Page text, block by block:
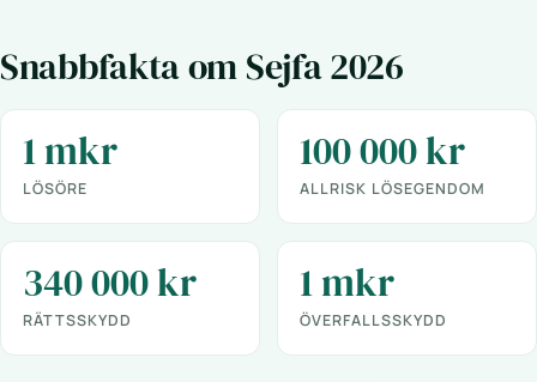
Snabbfakta om Sejfa 2026
1 mkr
LÖSÖRE
100 000 kr
ALLRISK LÖSEGENDOM
340 000 kr
RÄTTSSKYDD
1 mkr
ÖVERFALLSSKYDD